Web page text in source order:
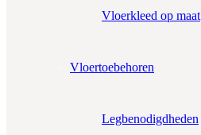
Vloerkleed op maat
Vloertoebehoren
Legbenodigdheden
€4.25 per stuk